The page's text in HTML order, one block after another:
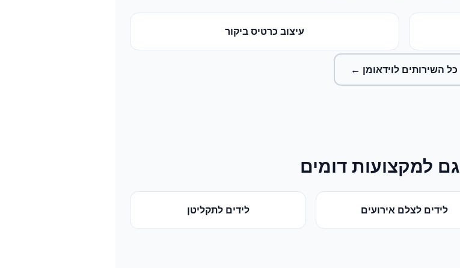
עיצוב כרטיס ביקור
כל השירותים לוידאומן ←
גם למקצועות דומים
לידים לצלם אירועים לידים לתקליטן